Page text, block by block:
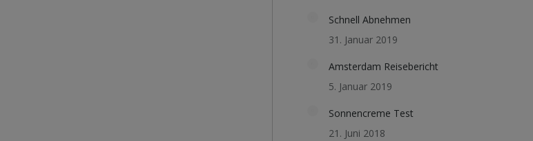
Schnell Abnehmen
31. Januar 2019
Amsterdam Reisebericht
5. Januar 2019
Sonnencreme Test
21. Juni 2018